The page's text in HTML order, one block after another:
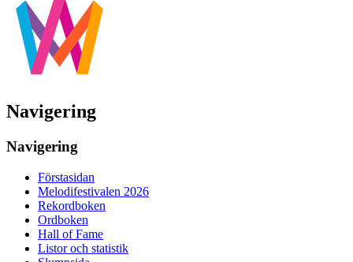
Navigering
Navigering
Förstasidan
Melodifestivalen 2026
Rekordboken
Ordboken
Hall of Fame
Listor och statistik